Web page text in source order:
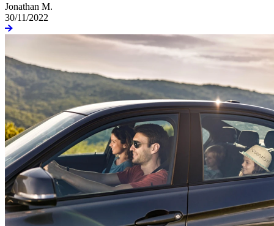
Jonathan M.
30/11/2022